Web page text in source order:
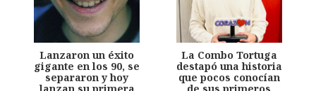
Lanzaron un éxito
gigante en los 90, se
separaron y hoy
lanzan su primera
La Combo Tortuga
destapó una historia
que pocos conocían
de sus primeros